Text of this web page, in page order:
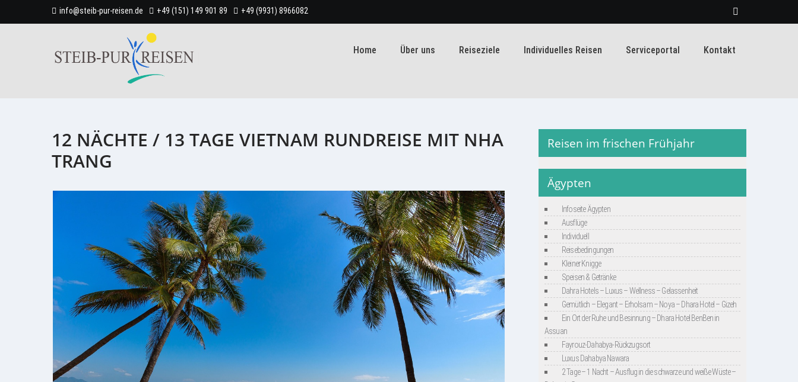
+49 (9931) 8966082
+49 (151) 149 901 89
info@steib-pur-reisen.de
Home Über uns Reiseziele Individuelles Reisen Serviceportal Kontakt
12 NÄCHTE / 13 TAGE VIETNAM RUNDREISE MIT NHA
TRANG
Reisen im frischen Frühjahr
Ägypten
Infoseite Ägypten
Ausflüge
Individuell
Reisebedingungen
Kleiner Knigge
Speisen & Getränke
Dahra Hotels – Luxus – Wellness – Gelassenheit
Gemütlich – Elegant – Erholsam – Noya – Dhara Hotel – Gizeh
Ein Ort der Ruhe und Besinnung – Dhara Hotel BenBen in
Assuan
Fayrouz-Dahabya-Rückzugsort
Luxus Dahabya Nawara
2 Tage – 1 Nacht – Ausflug in die schwarze und weiße Wüste –